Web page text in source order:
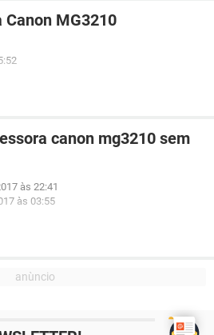
MG3210
canon mg3210 sem
às 22:41
às 03:55